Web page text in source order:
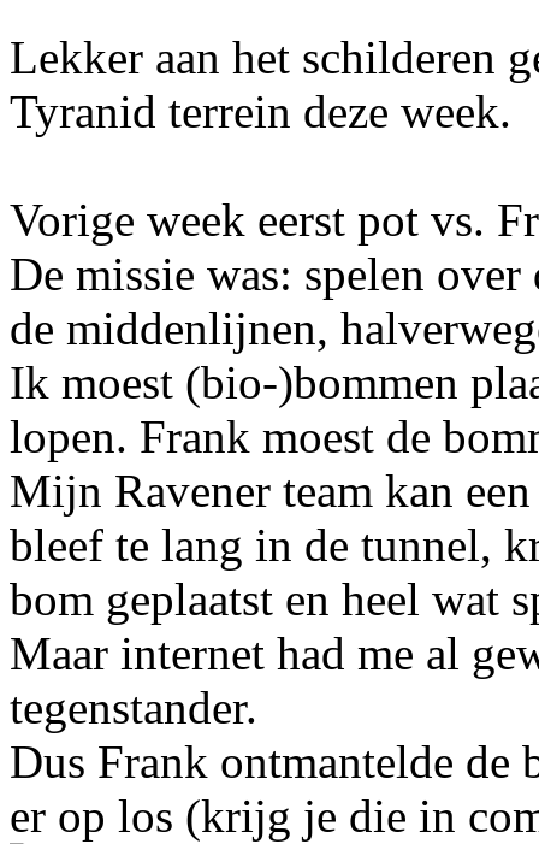
Lekker aan het schilderen
Tyranid terrein deze week.
Vorige week eerst pot vs.
De missie was: spelen
de middenlijnen,
Ik moest (bio-)bommen
lopen. Frank moest de
Mijn Ravener team kan
bleef te lang in de tunnel,
bom geplaatst en heel wat
Maar internet had me al
tegenstander.
Dus Frank ontmantelde de
er op los (krijg je die in